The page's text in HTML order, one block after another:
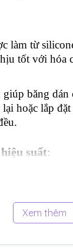
làm từ
tốt với hóa
giúp băng
hoặc lắp đặt
suất:
sẵn ở mức:
Xem thêm